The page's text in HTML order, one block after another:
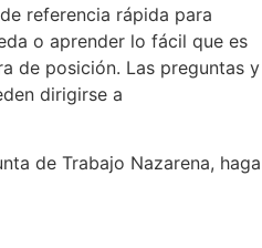
referencia rápida para
o aprender lo fácil que es
de posición. Las preguntas y
dirigirse a
de Trabajo Nazarena, haga